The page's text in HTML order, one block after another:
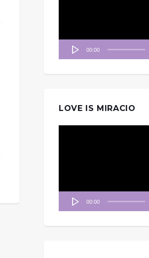
00:00
LOVE IS MIRACIO
00:00